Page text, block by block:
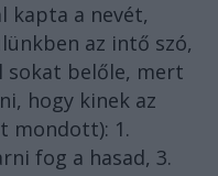
kapta a nevét,
az intő szó,
sokat belőle, mert
hogy kinek az
mondott): 1.
fog a hasad, 3.